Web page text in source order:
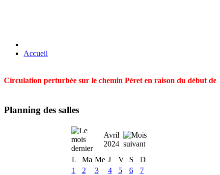
Accueil
Circulation perturbée sur le chemin Péret en raison du début
Planning des salles
Avril
2024
L
Ma Me J V S
D
1
2 3 4 5 6
7